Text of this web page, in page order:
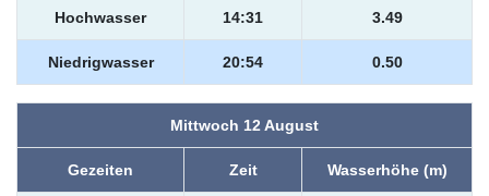
Hochwasser 14:31 3.49
Niedrigwasser 20:54 0.50
Mittwoch 12 August
Gezeiten Zeit Wasserhöhe (m)